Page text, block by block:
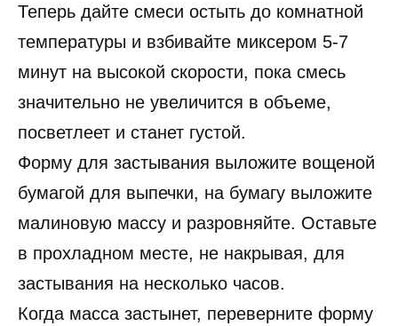
Теперь дайте смеси остыть до комнатной
температуры и взбивайте миксером 5-7
минут на высокой скорости, пока смесь
значительно не увеличится в объеме,
посветлеет и станет густой.
Форму для застывания выложите вощеной
бумагой для выпечки, на бумагу выложите
малиновую массу и разровняйте. Оставьте
в прохладном месте, не накрывая, для
застывания на несколько часов.
Когда масса застынет, переверните форму